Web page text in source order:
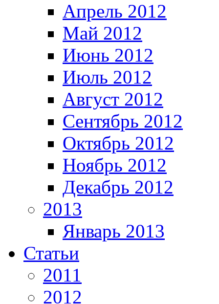
Апрель 2012
Май 2012
Июнь 2012
Июль 2012
Август 2012
Сентябрь 2012
Октябрь 2012
Ноябрь 2012
Декабрь 2012
2013
Январь 2013
Статьи
2011
2012